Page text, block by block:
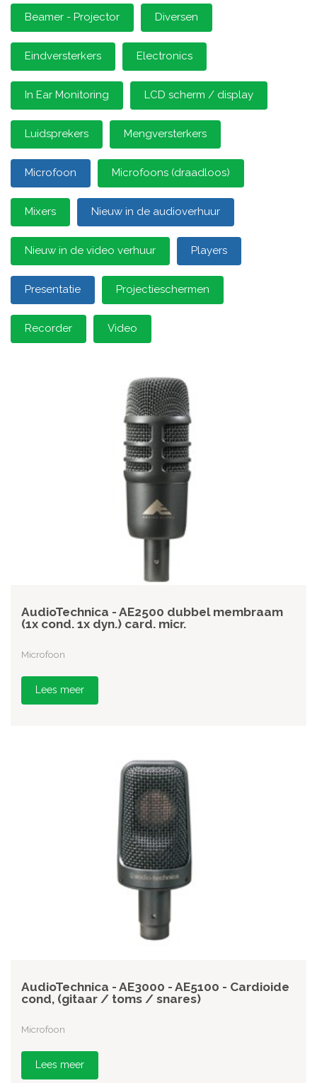
Beamer - Projector Diversen
Eindversterkers Electronics
In Ear Monitoring LCD scherm / display
Luidsprekers Mengversterkers
Microfoon Microfoons (draadloos)
Mixers Nieuw in de audioverhuur
Nieuw in de video verhuur Players
Presentatie Projectieschermen
Recorder Video
AudioTechnica - AE2500 dubbel membraam
(1x cond. 1x dyn.) card. micr.
Microfoon
Lees meer
AudioTechnica - AE3000 - AE5100 - Cardioide
cond, (gitaar / toms / snares)
Microfoon
Lees meer